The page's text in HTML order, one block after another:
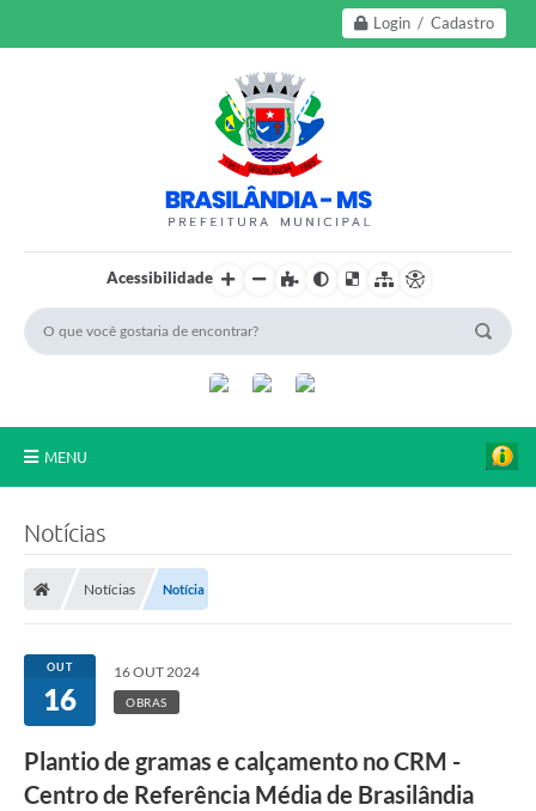
Login / Cadastro
Acessibilidade
MENU
Transparência
Câmara Municipal
e-SIC
Notícias
Notícias Notícia
OUT
16
16 OUT 2024
OBRAS
Plantio de gramas e calçamento no CRM -
Centro de Referência Média de Brasilândia